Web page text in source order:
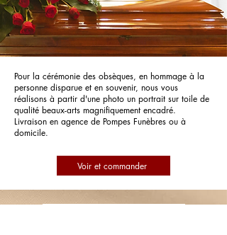
Pour la cérémonie des obsèques, en hommage à la
personne disparue et en souvenir, nous vous
réalisons à partir d'une photo un portrait sur toile de
qualité beaux-arts magnifiquement encadré.
Livraison en agence de Pompes Funèbres ou à
domicile.
Voir et commander